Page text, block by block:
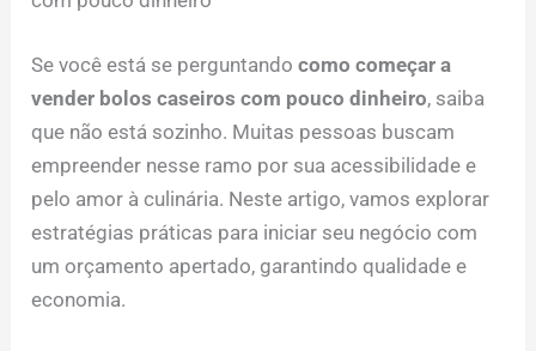
Se você está se perguntandocomo começar a
vender bolos caseiros com pouco dinheiro, saiba
que não está sozinho. Muitas pessoas buscam
empreender nesse ramo por sua acessibilidade e
pelo amor à culinária. Neste artigo, vamos explorar
estratégias práticas para iniciar seu negócio com
um orçamento apertado, garantindo qualidade e
economia.